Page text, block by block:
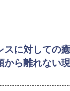
スに対しての
から離れない